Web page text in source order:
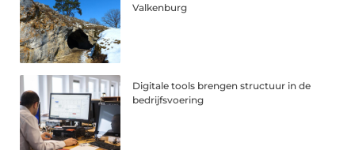
Valkenburg
Digitale tools brengen structuur in de
bedrijfsvoering